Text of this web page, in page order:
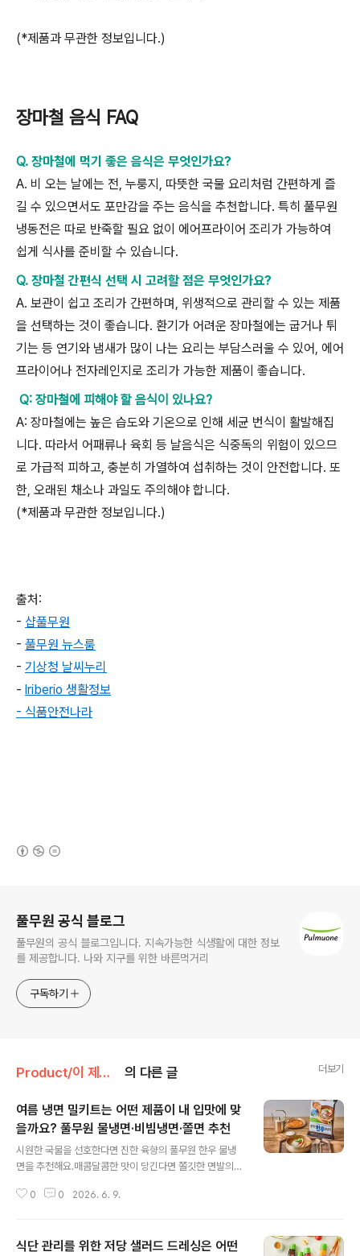
(*제품과 무관한 정보입니다.)
장마철 음식 FAQ
Q. 장마철에 먹기 좋은 음식은 무엇인가요?
A. 비 오는 날에는 전, 누룽지 , 따뜻한 국물 요리처럼 간편하게 즐
길 수 있으면서도 포만감을 주는 음식을 추천합니다. 특히 풀무원
냉동전은 따로 반죽할 필요 없이 에어프라이어 조리가 가능하여
쉽게 식사를 준비할 수 있습니다.
Q. 장마철 간편식 선택 시 고려할 점은 무엇인가요?
A. 보관이 쉽고 조리가 간편하며 , 위생적으로 관리할 수 있는 제품
을 선택하는 것이 좋습니다. 환기가 어려운 장마철에는 굽거나 튀
기는 등 연기와 냄새가 많이 나는 요리는 부담스러울 수 있어 , 에어
프라이어나 전자레인지로 조리가 가능한 제품이 좋습니다.
Q: 장마철에 피해야 할 음식이 있나요?
A: 장마철에는 높은 습도와 기온으로 인해 세균 번식이 활발해집
니다. 따라서 어패류나 육회 등 날음식은 식중독의 위험이 있으므
로 가급적 피하고, 충분히 가열하여 섭취하는 것이 안전합니다. 또
한, 오래된 채소나 과일도 주의해야 합니다.
(*제품과 무관한 정보입니다.)
출처 :
- 샵풀무원
- 풀무원 뉴스룸
- 기상청 날씨누리
- lriberio 생활정보
- 식품안전나라
풀무원 공식 블로그
풀무원의 공식 블로그입니다. 지속가능한 식생활에 대한 정보
를 제공합니다. 나와 지구를 위한 바른먹거리
구독하기
Product/이 제품 꼼꼼 리뷰 의 다른 글 더보기
여름 냉면 밀키트는 어떤 제품이 내 입맛에 맞
을까요? 풀무원 물냉면·비빔냉면·쫄면 추천
시원한 국물을 선호한다면 진한 육향의 풀무원 한우 물냉
면을 추천해요.매콤달콤한 맛이 당긴다면 쫄깃한 면발의
면, 가볍고 건강한 풀무원 저당 생쫄면을 선택해 보세요. 깊
동치미무를 더해 깊고 시원한 감칠맛을 냅니다. 조리 시 육
0 0 2026. 6. 9.
식단 관리를 위한 저당 샐러드 드레싱은 어떤